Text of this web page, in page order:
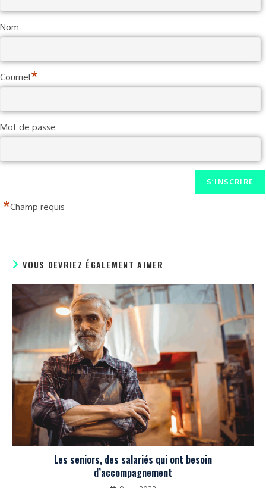
Nom
Courriel*
Mot de passe
*Champ requis
VOUS DEVRIEZ ÉGALEMENT AIMER
Les seniors, des salariés qui ont besoin
d’accompagnement